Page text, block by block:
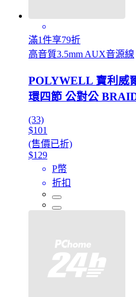
滿1件享79折
高音質3.5mm AUX音源線
POLYWELL 寶利威
環四節 公對公
(33)
$101
(售價已折)
$129
P幣
折扣